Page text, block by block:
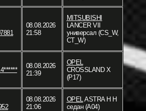
08.08.2026
21:58
MITSUBISHI
LANCER VII
универсал (CS_W,
CT_W)
08.08.2026
21:39
OPEL
CROSSLAND X
(P17)
08.08.2026
21:06
OPEL ASTRA H H
седан (A04)